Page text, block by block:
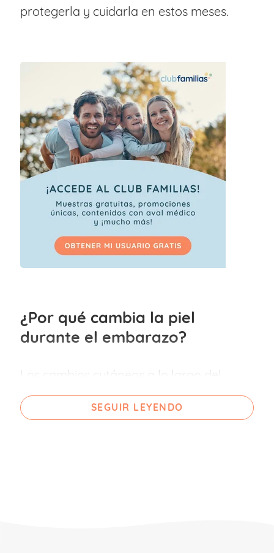
protegerla y cuidarla en estos meses.
¿Por qué cambia la piel
durante el embarazo?
Los cambios cutáneos a lo largo del
embarazo son muy frecuentes y sus
causas pueden dividirse de la siguiente
SEGUIR LEYENDO